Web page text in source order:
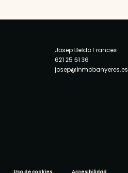
Josep Belda Frances
621 25 61 36
josep@inmobanyeres.es